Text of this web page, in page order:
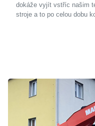
dokáže vyjít vstříc našim
stroje a to po celou dobu